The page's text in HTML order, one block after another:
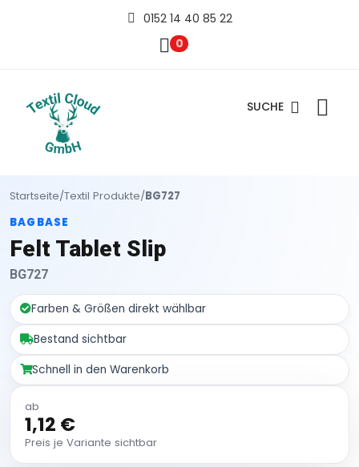
0152 14 40 85 22
0
SUCHE
Startseite/Textil Produkte/BG727
BAGBASE
Felt Tablet Slip
BG727
Farben & Größen direkt wählbar
Bestand sichtbar
Schnell in den Warenkorb
ab
1,12 €
Preis je Variante sichtbar